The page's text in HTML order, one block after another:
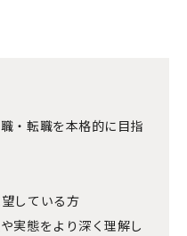
・転職を本格的に目指
している方
実態をより深く理解し